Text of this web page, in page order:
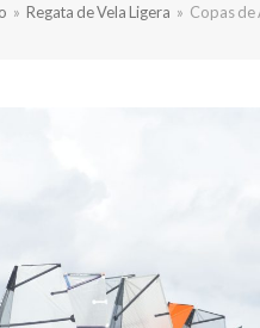
» Regata de Vela Ligera » Copas de